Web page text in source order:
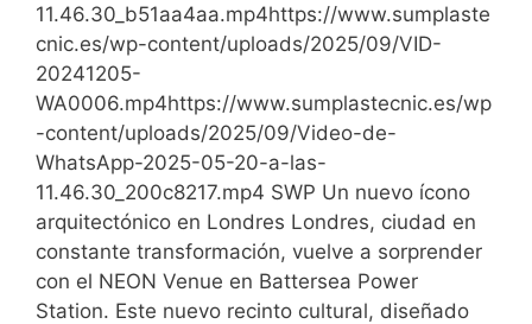
11.46.30_b51aa4aa.mp4https://www.sumplaste
cnic.es/wp-content/uploads/2025/09/VID-
20241205-
WA0006.mp4https://www.sumplastecnic.es/wp
-content/uploads/2025/09/Video-de-
WhatsApp-2025-05-20-a-las-
11.46.30_200c8217.mp4 SWP Un nuevo ícono
arquitectónico en Londres Londres, ciudad en
constante transformación, vuelve a sorprender
con el NEON Venue en Battersea Power
Station. Este nuevo recinto cultural, diseñado